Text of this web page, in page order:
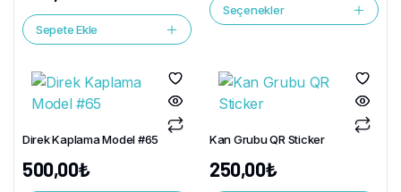
Sepete Ekle
Seçenekler
Direk Kaplama Model #65
500,00₺
Kan Grubu QR Sticker
250,00₺